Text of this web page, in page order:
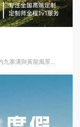
寨溝與黃龍風景...